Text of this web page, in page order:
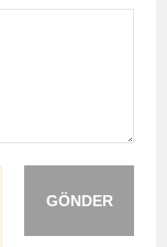
GÖNDER